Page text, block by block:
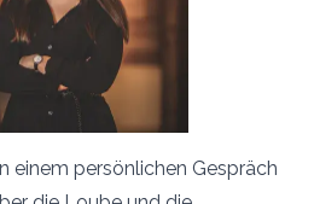
einem persönlichen Gespräch